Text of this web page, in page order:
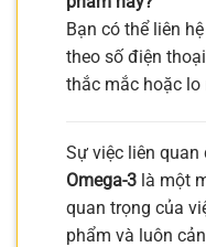
Bạn có thể liên
theo số điện
thắc mắc hoặc lo
Sự việc liên quan
Omega-3 là một
quan trọng của
phẩm và luôn